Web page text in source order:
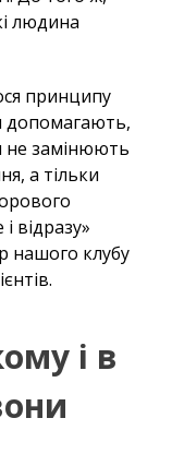
людина
принципу
допомагають,
не замінюють
а тільки
відразу»
нашого клубу
і в